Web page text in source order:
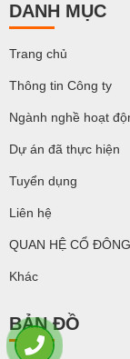
DANH MỤC
Trang chủ
Thông tin Công ty
Ngành nghề hoạt
Dự án đã thực hiện
Tuyển dụng
Liên hệ
QUAN HỆ CỔ ĐÔNG
Khác
BẢN ĐỒ